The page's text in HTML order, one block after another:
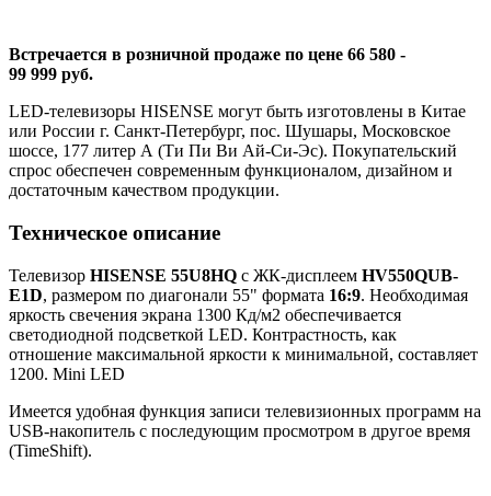
Встречается в розничной продаже по цене 66 580 -
99 999 руб.
LED-телевизоры HISENSE могут быть изготовлены в Китае
или России г. Санкт-Петербург, пос. Шушары, Московское
шоссе, 177 литер А (Ти Пи Ви Ай-Си-Эс). Покупательский
спрос обеспечен современным функционалом, дизайном и
достаточным качеством продукции.
Техническое описание
Телевизор HISENSE 55U8HQ с ЖК-дисплеем HV550QUB-
E1D, размером по диагонали 55" формата 16:9. Необходимая
яркость свечения экрана 1300 Кд/м2 обеспечивается
светодиодной подсветкой LED. Контрастность, как
отношение максимальной яркости к минимальной, составляет
1200. Mini LED
Имеется удобная функция записи телевизионных программ на
USB-накопитель с последующим просмотром в другое время
(TimeShift).